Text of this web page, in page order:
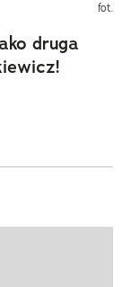
fot.
druga